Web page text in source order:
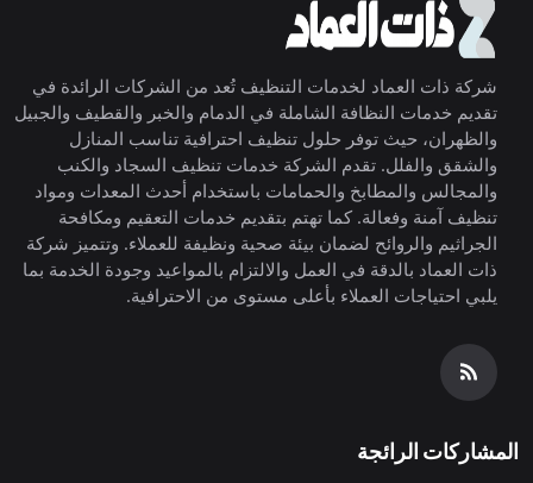
شركة ذات العماد لخدمات التنظيف تُعد من الشركات الرائدة في
تقديم خدمات النظافة الشاملة في الدمام والخبر والقطيف والجبيل
والظهران، حيث توفر حلول تنظيف احترافية تناسب المنازل
والشقق والفلل. تقدم الشركة خدمات تنظيف السجاد والكنب
والمجالس والمطابخ والحمامات باستخدام أحدث المعدات ومواد
تنظيف آمنة وفعالة. كما تهتم بتقديم خدمات التعقيم ومكافحة
الجراثيم والروائح لضمان بيئة صحية ونظيفة للعملاء. وتتميز شركة
ذات العماد بالدقة في العمل والالتزام بالمواعيد وجودة الخدمة بما
يلبي احتياجات العملاء بأعلى مستوى من الاحترافية.
المشاركات الرائجة